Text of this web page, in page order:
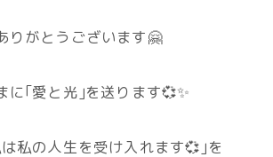
りがとうございます🤗
に｢愛と光｣を送ります💞✨
の人生を受け入れます💞｣を